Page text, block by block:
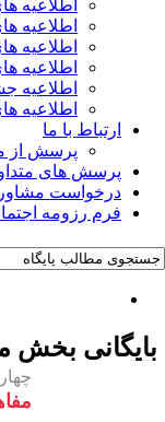
اطلاعیه
اطلاعیه های
اطلاعیه های
اطلاعیه
اطلاعیه
اطلاعیه
ارتباط با ما
پرسش از ما
پرسش های
درخواست مشاوره
فرم رزومه
بخش
چهارشنبه